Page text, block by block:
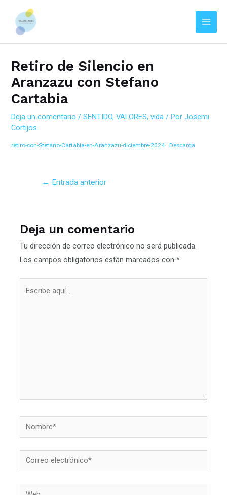
Ir
contenido
Main
Retiro de Silencio en
Aranzazu con Stefano
Cartabia
Deja un comentario /SENTIDO,VALORES,vida / PorJosemi
Cortijos
retiro-con-Stefano-Cartabia-en-Aranzazu-diciembre-2024 Descarga
Navegación
entradas
← Entrada anterior
Deja un comentario
Tu dirección de correo electrónico no será publicada.
Los campos obligatorios están marcados con*
Nombre*
Correo
electrónico*
Web